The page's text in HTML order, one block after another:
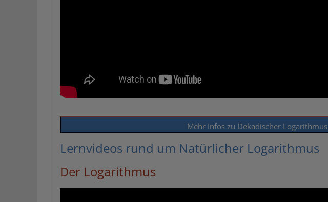
Mehr Infos zu Dekadischer Logarithmus
Lernvideos rund um Natürlicher Logarithmus
Der Logarithmus